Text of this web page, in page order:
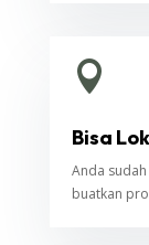

Bisa
Anda
buatkan